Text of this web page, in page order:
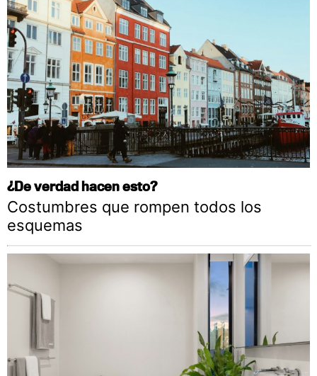
¿De verdad hacen esto?
Costumbres que rompen todos los
esquemas